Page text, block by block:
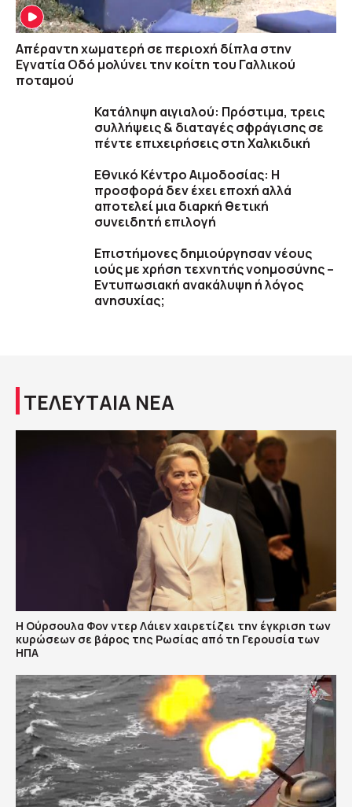
Απέραντη χωματερή σε περιοχή δίπλα στην
Εγνατία Οδό μολύνει την κοίτη του Γαλλικού
ποταμού
Κατάληψη αιγιαλού: Πρόστιμα, τρεις
συλλήψεις & διαταγές σφράγισης σε
πέντε επιχειρήσεις στη Χαλκιδική
Εθνικό Κέντρο Αιμοδοσίας: H
προσφορά δεν έχει εποχή αλλά
αποτελεί μια διαρκή θετική
συνειδητή επιλογή
Επιστήμονες δημιούργησαν νέους
ιούς με χρήση τεχνητής νοημοσύνης –
Εντυπωσιακή ανακάλυψη ή λόγος
ανησυχίας;
ΤΕΛΕΥΤΑΙΑ ΝΕΑ
Η Ούρσουλα Φον ντερ Λάιεν χαιρετίζει την έγκριση των
κυρώσεων σε βάρος της Ρωσίας από τη Γερουσία των
ΗΠΑ